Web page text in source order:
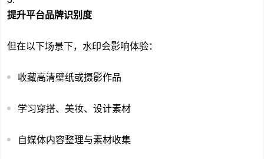
提升平台品牌识别度
但在以下场景下，水印会影响体验：
收藏高清壁纸或摄影作品
学习穿搭、美妆、设计素材
自媒体内容整理与素材收集